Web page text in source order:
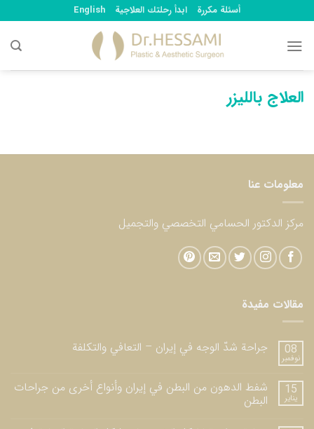
to
content
أسئلة مكررة ابدأ رحلتك العلاجية English
العلاج بالليزر
معلومات عنا
مركز الدكتور الحسامي التخصصي والتجميل
مقالات مفيدة
08
نوفمبر
جراحة شدّ الوجه في إيران – التعافي والتكلفة
15
يناير
شفط الدهون من البطن في إيران وأنواع أخرى من جراحات
البطن